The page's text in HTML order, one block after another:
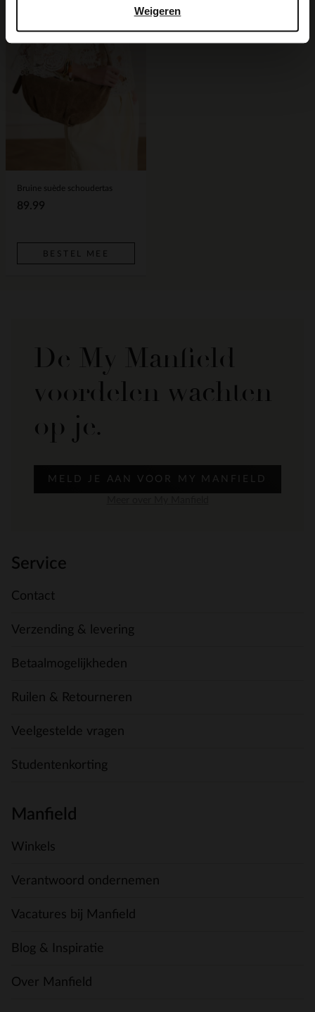
Weigeren
Bruine suède schoudertas
89.99
BESTEL MEE
De My Manfield
voordelen wachten
op je.
MELD JE AAN VOOR MY MANFIELD
Service
Contact
Verzending & levering
Betaalmogelijkheden
Ruilen & Retourneren
Veelgestelde vragen
Studentenkorting
Manfield
Winkels
Verantwoord ondernemen
Vacatures bij Manfield
Blog & Inspiratie
Over Manfield